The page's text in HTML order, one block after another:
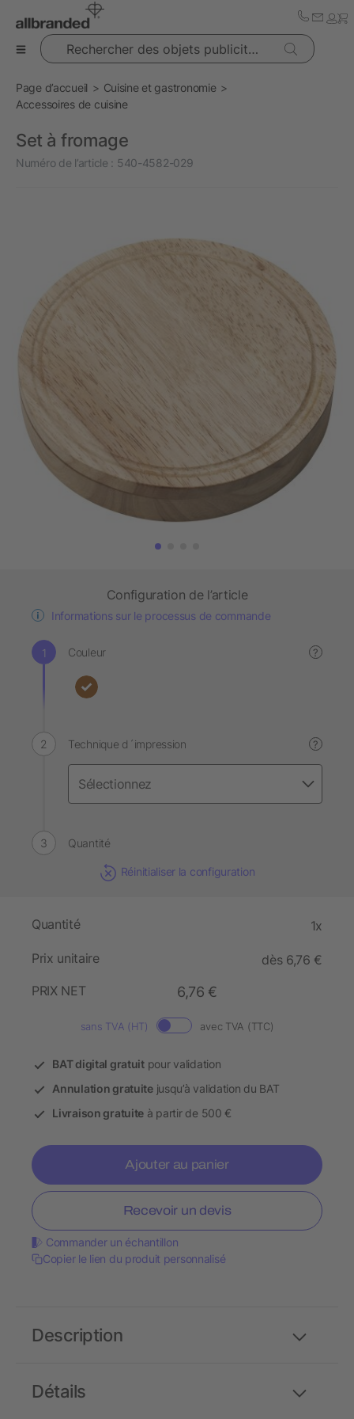
Rechercher des objets publicitaires
Page d’accueil
Cuisine et gastronomie
Accessoires de cuisine
Set à fromage
Numéro de l’article : 540-4582-029
Configuration de l’article
Informations sur le processus de commande
Couleur ?
Technique d´impression ?
Quantité
Réinitialiser la configuration
Quantité 1x
Prix unitaire
dès 6,76 €
PRIX NET
6,76 €
sans TVA (HT) avec TVA (TTC)
BAT digital gratuitpour validation
Annulation gratuitejusqu’à validation du BAT
Livraison gratuite à partir de 500 €
Ajouter au panier
Recevoir un devis
Commander un échantillon
Copier le lien du produit personnalisé
Détails
Description